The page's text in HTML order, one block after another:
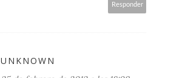
Responder
UNKNOWN